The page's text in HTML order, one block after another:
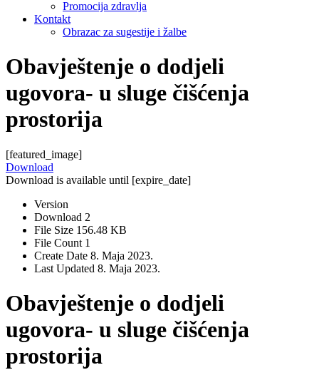
Promocija zdravlja
Kontakt
Obrazac za sugestije i žalbe
Obavještenje o dodjeli
ugovora- u sluge čišćenja
prostorija
[featured_image]
Download
Download is available until [expire_date]
Version
Download 2
File Size 156.48 KB
File Count 1
Create Date 8. Maja 2023.
Last Updated 8. Maja 2023.
Obavještenje o dodjeli
ugovora- u sluge čišćenja
prostorija